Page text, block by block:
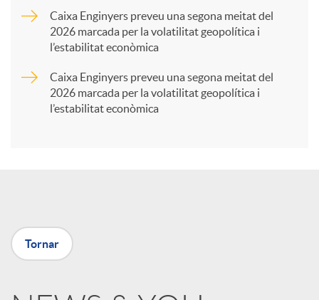
a
Caixa Enginyers preveu una segona meitat del
2026 marcada per la volatilitat geopolítica i
l’estabilitat econòmica
Caixa Enginyers preveu una segona meitat del
2026 marcada per la volatilitat geopolítica i
l’estabilitat econòmica
Tornar